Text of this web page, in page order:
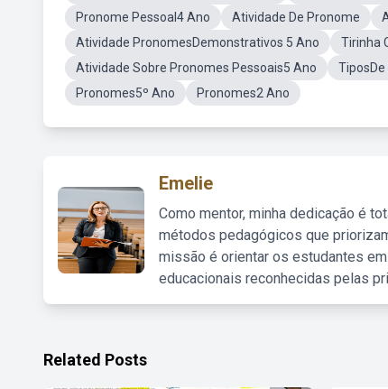
Pronome Pessoal4 Ano
Atividade De Pronome
Atividade PronomesDemonstrativos 5 Ano
Tirinha
Atividade Sobre Pronomes Pessoais5 Ano
Pronomes5º Ano
Pronomes2 Ano
Emelie
Como mentor, minha dedicação é
métodos pedagógicos que
missão é orientar os estudantes
educacionais reconhecidas pelas
Related Posts